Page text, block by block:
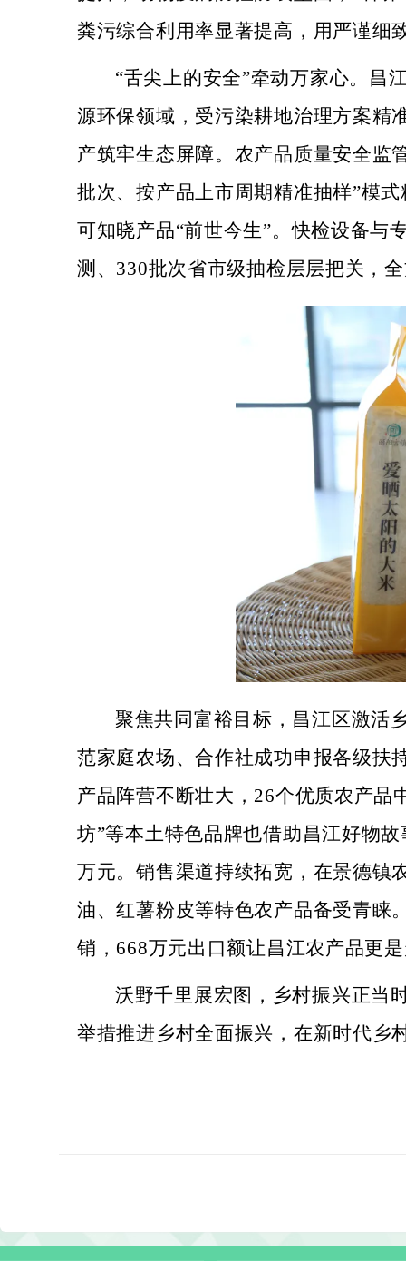
粪污综合利用率显著提高 ， 用严谨细
“舌尖上的安全”牵动万家心。昌
源环保领域，受污染耕地治理方案精
产筑牢生态屏障。农产品质量安全监
批次、按产品上市周期精准抽样”模
可知晓产品“前世今生”。快检设备与
测、330批次省市级抽检层层把关，
聚焦共同富裕目标，昌江区激活
范家庭农场、合作社成功申报各级扶
产品阵营不断壮大，26个优质农产品
坊”等本土特色品牌也借助昌江好物
万元。销售渠道持续拓宽， 在景德镇
油、红薯粉皮等特色农产品备受青睐
销，668万元出口额让昌江农产品更
沃野千里展宏图，乡村振兴正当
举措推进乡村全面振兴，在新时代乡